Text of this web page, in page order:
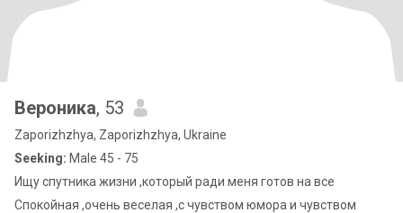
Вероника, 53
Zaporizhzhya, Zaporizhzhya, Ukraine
Seeking: Male 45 - 75
Ищу спутника жизни ,который ради меня готов на все
Спокойная ,очень веселая ,с чувством юмора и чувством